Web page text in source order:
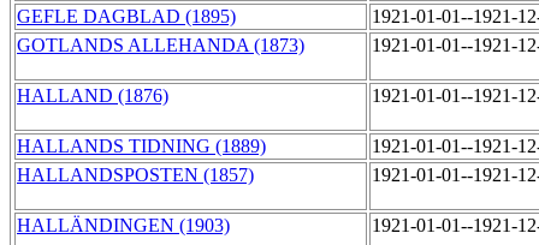
GEFLE DAGBLAD (1895)
1921-01-01--1921-
GOTLANDS ALLEHANDA (1873)
1921-01-01--1921-
HALLAND (1876) 1921-01-01--1921-
HALLANDS TIDNING (1889)
1921-01-01--1921-
HALLANDSPOSTEN (1857)
1921-01-01--1921-
HALLÄNDINGEN (1903) 1921-01-01--1921-